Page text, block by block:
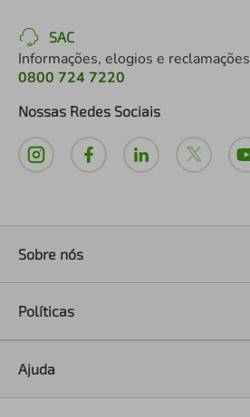
SAC
Informações, elogios e reclamações
0800 724 7220
Nossas Redes Sociais
Sobre nós
Políticas
Ajuda